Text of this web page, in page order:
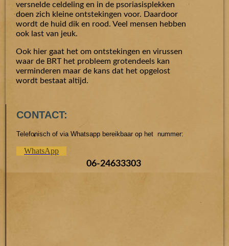
versnelde celdeling en in de psoriasisplekken
doen zich kleine ontstekingen voor. Daardoor
wordt de huid dik en rood. Veel mensen hebben
ook last van jeuk.
Ook hier gaat het om ontstekingen en virussen
waar de BRT het probleem grotendeels kan
verminderen maar de kans dat het opgelost
wordt bestaat altijd.
CONTACT:
Telefonisch of via Whatsapp bereikbaar op het nummer:
WhatsApp
06-24633303